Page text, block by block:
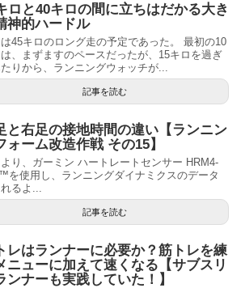
ロと40キロの間に立ちはだかる大き
神的ハードル
45キロのロング走の予定であった。 最初の10
、まずますのペースだったが、15キロを過ぎ
りから、ランニングウォッチが...
記事を読む
と右足の接地時間の違い【ランニン
ォーム改造作戦 その15】
り、ガーミン ハートレートセンサー HRM4-
を使用し、ランニングダイナミクスのデータ
るよ...
記事を読む
レはランナーに必要か？筋トレを練
ニューに加えて速くなる【サブスリ
ンナーも実践していた！】